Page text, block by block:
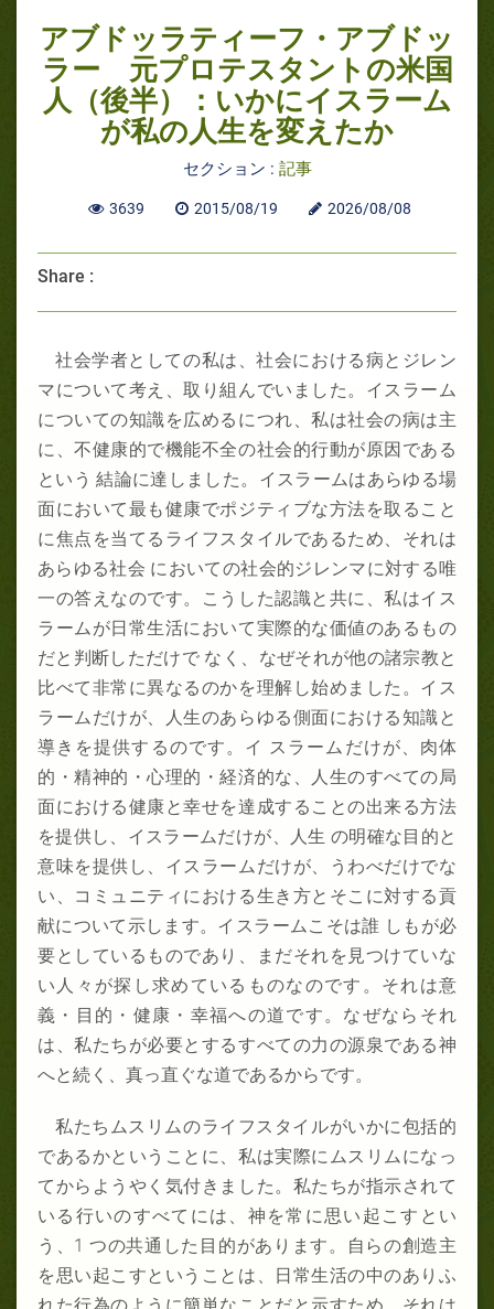
アブドッラティーフ・アブドッ
ラー 元プロテスタントの米国
人（後半）：いかにイスラーム
が私の人生を変えたか
セクション : 記事
3639 2015/08/19 2026/08/08
Share :
社会学者としての私は、社会における病とジレン
マについて考え、取り組んでいました。イスラーム
についての知識を広めるにつれ、私は社会の病は主
に、不健康的で機能不全の社会的行動が原因である
という 結論に達しました。イスラームはあらゆる場
面において最も健康でポジティブな方法を取ること
に焦点を当てるライフスタイルであるため、それは
あらゆる社会 においての社会的ジレンマに対する唯
一の答えなのです。こうした認識と共に、私はイス
ラームが日常生活において実際的な価値のあるもの
だと判断しただけで なく、なぜそれが他の諸宗教と
比べて非常に異なるのかを理解し始めました。イス
ラームだけが、人生のあらゆる側面における知識と
導きを提供するのです。イ スラームだけが、肉体
的・精神的・心理的・経済的な、人生のすべての局
面における健康と幸せを達成することの出来る方法
を提供し、イスラームだけが、人生 の明確な目的と
意味を提供し、イスラームだけが、うわべだけでな
い、コミュニティにおける生き方とそこに対する貢
献について示します。イスラームこそは誰 しもが必
要としているものであり、まだそれを見つけていな
い人々が探し求めているものなのです。それは意
義・目的・健康・幸福への道です。なぜならそれ
は、私たちが必要とするすべての力の源泉である神
へと続く、真っ直ぐな道であるからです。
私たちムスリムのライフスタイルがいかに包括的
であるかということに、私は実際にムスリムになっ
てからようやく気付きました。私たちが指示されて
いる行いのすべてには、神を常に思い起こすとい
う、1 つの共通した目的があります。自らの創造主
を思い起こすということは、日常生活の中のありふ
れた行為のように簡単なことだと示すため、それは